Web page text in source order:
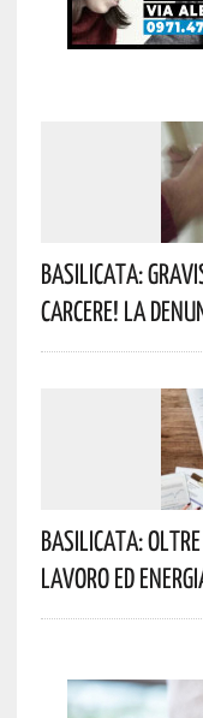
Basilicata:
Carcere! La
Basilicata: Oltre
Lavoro Ed